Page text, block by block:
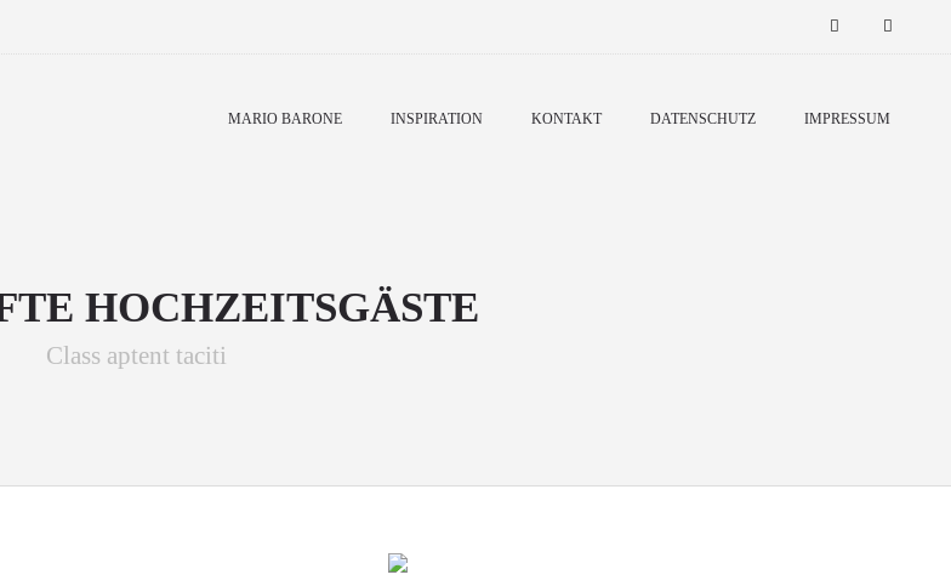
MARIO BARONE INSPIRATION KONTAKT DATENSCHUTZ IMPRESSUM
HOCHZEITSGÄSTE
Class aptent taciti